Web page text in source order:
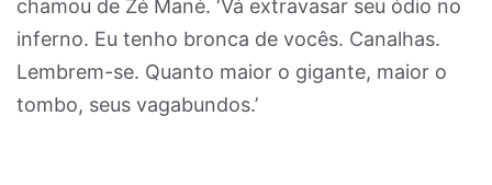
chamou de Zé Mané. ‘Vá extravasar seu ódio no
inferno. Eu tenho bronca de vocês. Canalhas.
Lembrem-se. Quanto maior o gigante, maior o
tombo, seus vagabundos.’